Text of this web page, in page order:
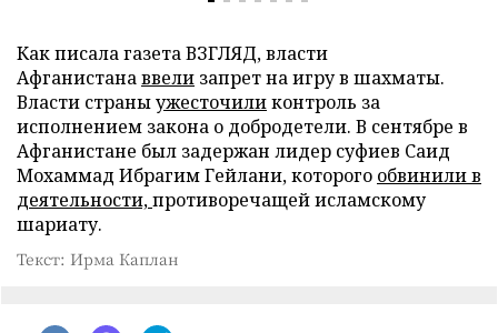
Как писала газета ВЗГЛЯД, власти
Афганистанаввели запрет на игру в шахматы.
Власти страныужесточиликонтроль за
исполнением закона о добродетели. В сентябре в
Афганистане был задержан лидер суфиев Саид
Мохаммад Ибрагим Гейлани, которого обвинили в
деятельности,противоречащей исламскому
шариату.
Текст: Ирма Каплан